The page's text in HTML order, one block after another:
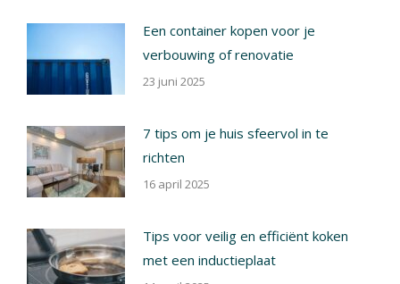
Een container kopen voor je
verbouwing of renovatie
23 juni 2025
7 tips om je huis sfeervol in te
richten
16 april 2025
Tips voor veilig en efficiënt koken
met een inductieplaat